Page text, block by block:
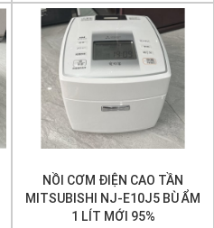
NỒI CƠM ĐIỆN CAO TẦN
MITSUBISHI NJ-E10J5 BÙ ẨM
1 LÍT MỚI 95%